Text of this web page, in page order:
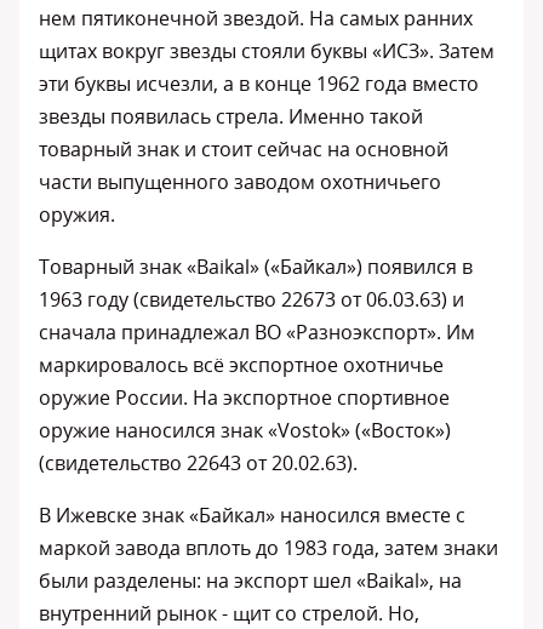
нем пятиконечной звездой. На самых ранних
щитах вокруг звезды стояли буквы «ИСЗ». Затем
эти буквы исчезли, а в конце 1962 года вместо
звезды появилась стрела. Именно такой
товарный знак и стоит сейчас на основной
части выпущенного заводом охотничьего
оружия.
Товарный знак «Baikal» («Байкал») появился в
1963 году (свидетельство 22673 от 06.03.63) и
сначала принадлежал ВО «Разноэкспорт». Им
маркировалось всё экспортное охотничье
оружие России. На экспортное спортивное
оружие наносился знак «Vostok» («Восток»)
(свидетельство 22643 от 20.02.63).
В Ижевске знак «Байкал» наносился вместе с
маркой завода вплоть до 1983 года, затем знаки
были разделены: на экспорт шел «Baikal», на
внутренний рынок - щит со стрелой. Но,